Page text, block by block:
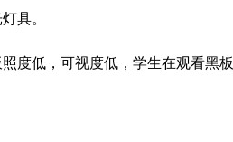
具。
度低，可视度低，学生在观看黑板